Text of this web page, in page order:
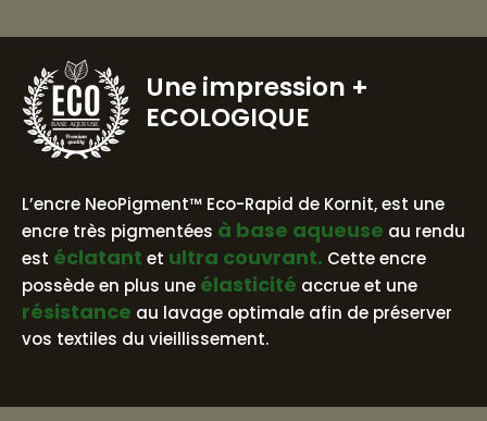
BASE AQUEUSE
Une impression +
ECOLOGIQUE
L’encre NeoPigment™ Eco-Rapid de Kornit, est une
encre très pigmentées à base aqueuse au rendu
est éclatant et ultra couvrant. Cette encre
possède en plus une élasticité accrue et une
résistance au lavage optimale afin de préserver
vos textiles du vieillissement.